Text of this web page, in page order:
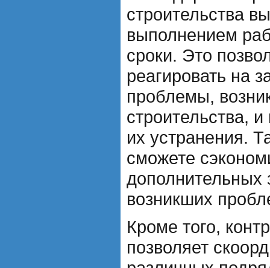
строительства
выполнением
сроки. Это
реагировать на
проблемы,
строительства,
их устранения.
сможете
дополнительных
возникших
Кроме того,
позволяет